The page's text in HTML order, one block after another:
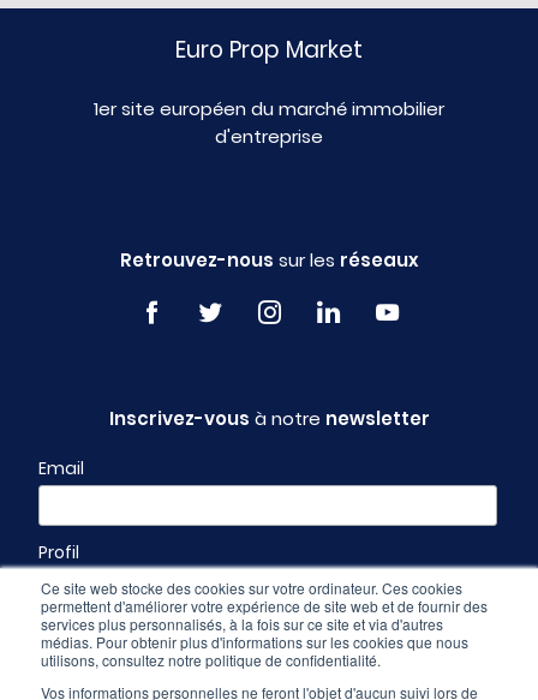
Ce site web stocke des cookies sur votre ordinateur. Ces cookies
permettent d'améliorer votre expérience de site web et de fournir des
services plus personnalisés, à la fois sur ce site et via d'autres
médias. Pour obtenir plus d'informations sur les cookies que nous
utilisons, consultez notre politique de confidentialité.
Vos informations personnelles ne feront l'objet d'aucun suivi lors de
Euro Prop Market
1er site européen du marché immobilier
d'entreprise
Retrouvez-nous sur les réseaux
Inscrivez-vous à notre newsletter
Email
Profil